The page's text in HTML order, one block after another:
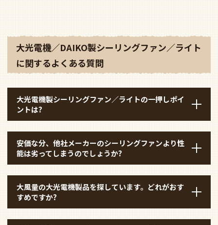
大光電機／DAIKO製シーリングファン／ライト
に関するよくある質問
大光電機製シーリングファン／ライトの一押しポイ
ントは?
安価な分、他社メーカーのシーリングファンより性
能は劣ってしまうのでしょうか?
大風量の大光電機製品を探しています。どれがおす
すめですか?